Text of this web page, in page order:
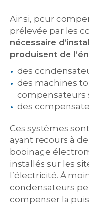
Ainsi, pour
prélevée par les
nécessaire
produisent de
des
des machines
compensateurs
des
Ces systèmes
ayant recours à
bobinage
installés sur les
l’électricité. À
condensateurs
compenser la